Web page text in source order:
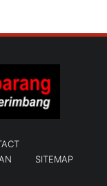
SITEMAP